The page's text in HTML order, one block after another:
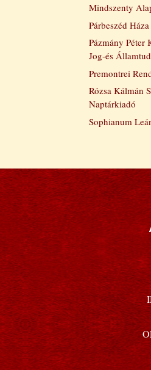
Mindszenty
Párbeszéd Háza
Pázmány Péter
Jog-és
Premontrei
Rózsa Kálmán
Naptárkiadó
Sophianum